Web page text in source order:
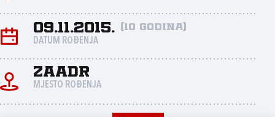
09.11.2015. (10 godina)
DATUM ROĐENJA
Zaadr
MJESTO ROĐENJA